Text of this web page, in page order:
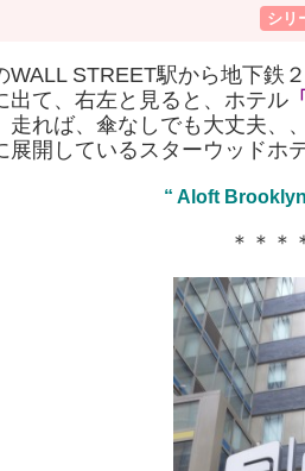
シリ
WALL STREET駅から地下鉄
出て、右左と見ると、ホテル
走れば、傘なしでも大丈夫、
展開しているスターウッドホ
“ Aloft
＊＊＊